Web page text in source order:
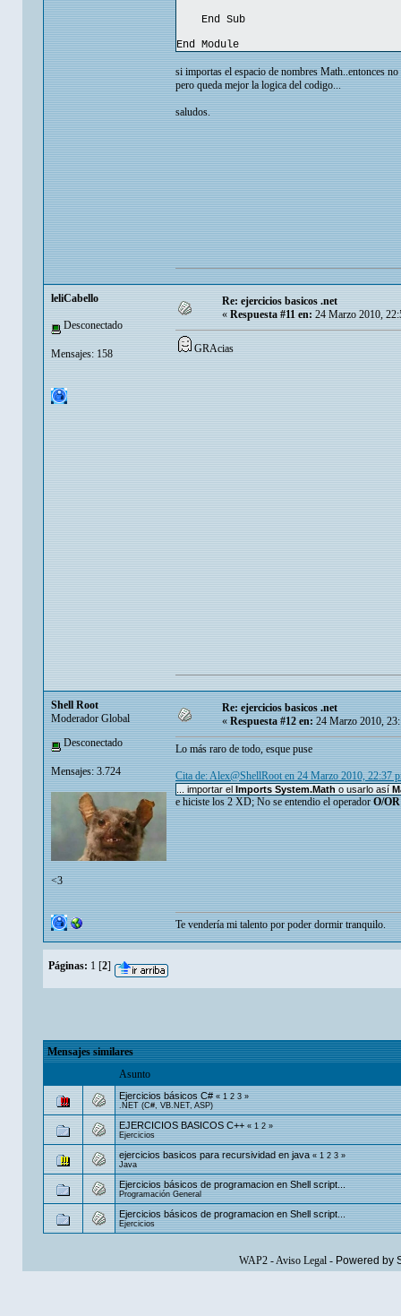
End Sub
End Module
si importas el espacio de nombres Math..entonces
pero queda mejor la logica del codigo...
saludos.
leliCabello
Desconectado
Mensajes: 158
Re: ejercicios basicos .net
« Respuesta #11 en: 24 Marzo 2010,
GRAcias
Shell Root
Moderador Global
Desconectado
Mensajes: 3.724
<3
Re: ejercicios basicos .net
«Respuesta #12 en:24 Marzo 2010,
Lo más raro de todo, esque puse
Cita de: Alex@ShellRoot en 24 Marzo 2010, 22:37
... importar el Imports System.Math o usarlo así
e hiciste los 2 XD; No se entendio el operadorO/OR
Te vendería mi talento por poder dormir tranquilo.
Páginas: 1 [2]
Mensajes similares
Asunto
Ejercicios básicos C# «1 2 3»
.NET (C#, VB.NET, ASP)
EJERCICIOS BASICOS C++ «1 2»
Ejercicios
ejercicios basicos para recursividad en java «1 2 3»
Java
Ejercicios básicos de programacion en Shell script...
Programación General
Ejercicios básicos de programacion en Shell script...
Ejercicios
WAP2-Aviso Legal- Powered by